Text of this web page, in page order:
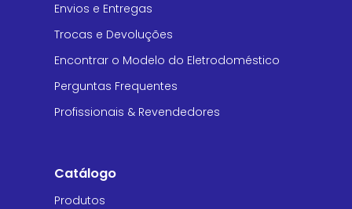
Envios e Entregas
Trocas e Devoluções
Encontrar o Modelo do Eletrodoméstico
Perguntas Frequentes
Profissionais & Revendedores
Catálogo
Produtos